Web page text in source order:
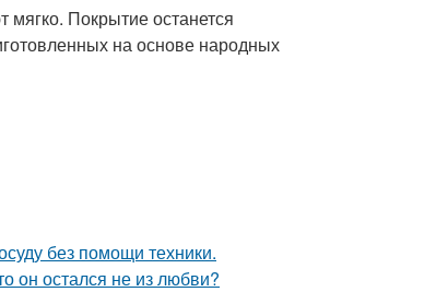
Покрытие останется
на основе народных
без помощи техники.
он остался не из любви?